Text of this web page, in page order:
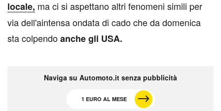
locale, ma ci si aspettano altri fenomeni simili per
via dell'aintensa ondata di cado che da domenica
sta colpendoanche gli USA.
Naviga su Automoto.it senza pubblicità
1 EURO AL MESE